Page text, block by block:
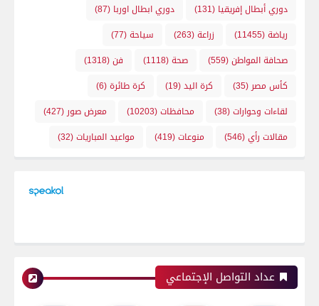
دوري أبطال إفريقيا (131) دوري ابطال اوربا (87)
رياضة(11455) زراعة(263) سياحة(77)
صحافة المواطن(559) صحة(1118) فن(1318)
كأس مصر (35) كرة اليد(19) كرة طائرة(6)
لقاءات وحوارات(38) محافظات(10203) معرض صور (427)
مقالات رأي(546) منوعات(419) مواعيد المباريات(32)
عداد التواصل الإجتماعي